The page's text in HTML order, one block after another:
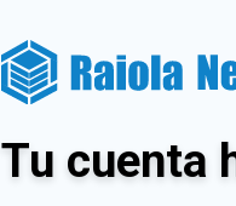
Tu cuenta